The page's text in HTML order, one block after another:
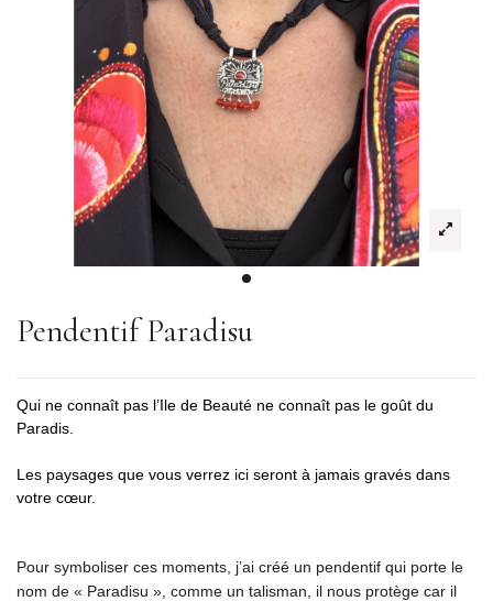
Pendentif Paradisu
Qui ne connaît pas l’Ile de Beauté ne connaît pas le goût du
Paradis.
Les paysages que vous verrez ici seront à jamais gravés dans
votre cœur.
Pour symboliser ces moments, j’ai créé un pendentif qui porte le
nom de « Paradisu », comme un talisman, il nous protège car il